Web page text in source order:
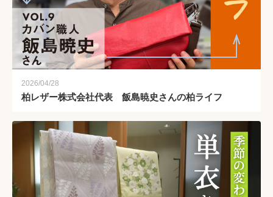
2026/04/28
柏レザー株式会社代表 飯島暁史さんの柏ライフ